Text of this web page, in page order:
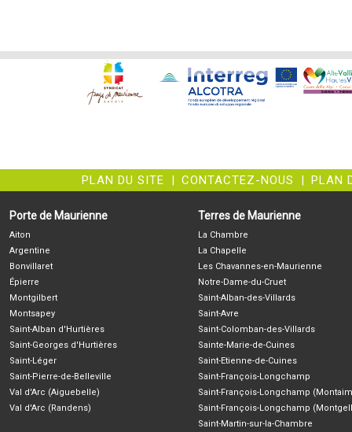
PLAN DU SITE | CONTACTEZ-NOUS | PLAN
Porte de Maurienne
Aiton
Argentine
Bonvillaret
Épierre
Montgilbert
Montsapey
Saint-Alban d'Hurtières
Saint-Georges d'Hurtières
Saint-Léger
Saint-Pierre-de-Belleville
Val d'Arc (Aiguebelle)
Val d'Arc (Randens)
Terres de Maurienne
La Chambre
La Chapelle
Les Chavannes-en-Maurienne
Notre-Dame-du-Cruet
Saint-Alban-des-Villards
Saint-Avre
Saint-Colomban-des-Villards
Sainte-Marie-de-Cuines
Saint-Etienne-de-Cuines
Saint-François-Longchamp
Saint-François-Longchamp
Saint-François-Longchamp
Saint-Martin-sur-la-Chambre